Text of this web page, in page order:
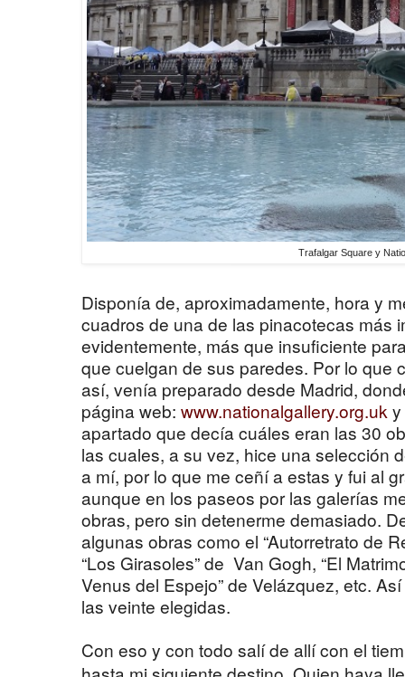
Trafalgar Square y
Disponía de, aproximadamente, hora y
cuadros de una de las pinacotecas más
evidentemente, más que insuficiente
que cuelgan de sus paredes. Por lo que
así, venía preparado desde Madrid,
página web: www.nationalgallery.org.uk
apartado que decía cuáles eran las 30
las cuales, a su vez, hice una selección
a mí, por lo que me ceñí a estas y fui al
aunque en los paseos por las galerías
obras, pero sin detenerme demasiado.
algunas obras como el “Autorretrato de
“Los Girasoles” de Van Gogh, “El
Venus del Espejo” de Velázquez, etc.
las veinte elegidas.
Con eso y con todo salí de allí con el